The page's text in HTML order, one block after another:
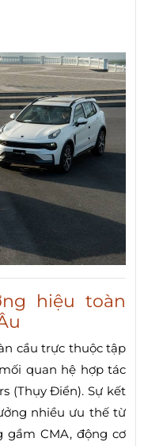
hiệu toàn
cầu trực thuộc tập
quan hệ hợp tác
(Thụy Điển). Sự kết
nhiều ưu thế từ
gầm CMA, động cơ